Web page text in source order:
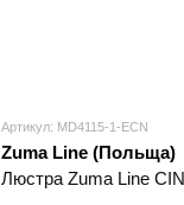
Артикул: MD4115-1-ECN
Zuma Line (Польща)
Люстра Zuma Line